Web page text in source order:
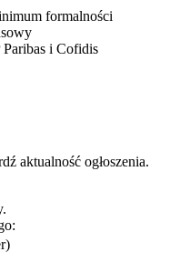
formalności
i Cofidis
aktualność ogłoszenia.